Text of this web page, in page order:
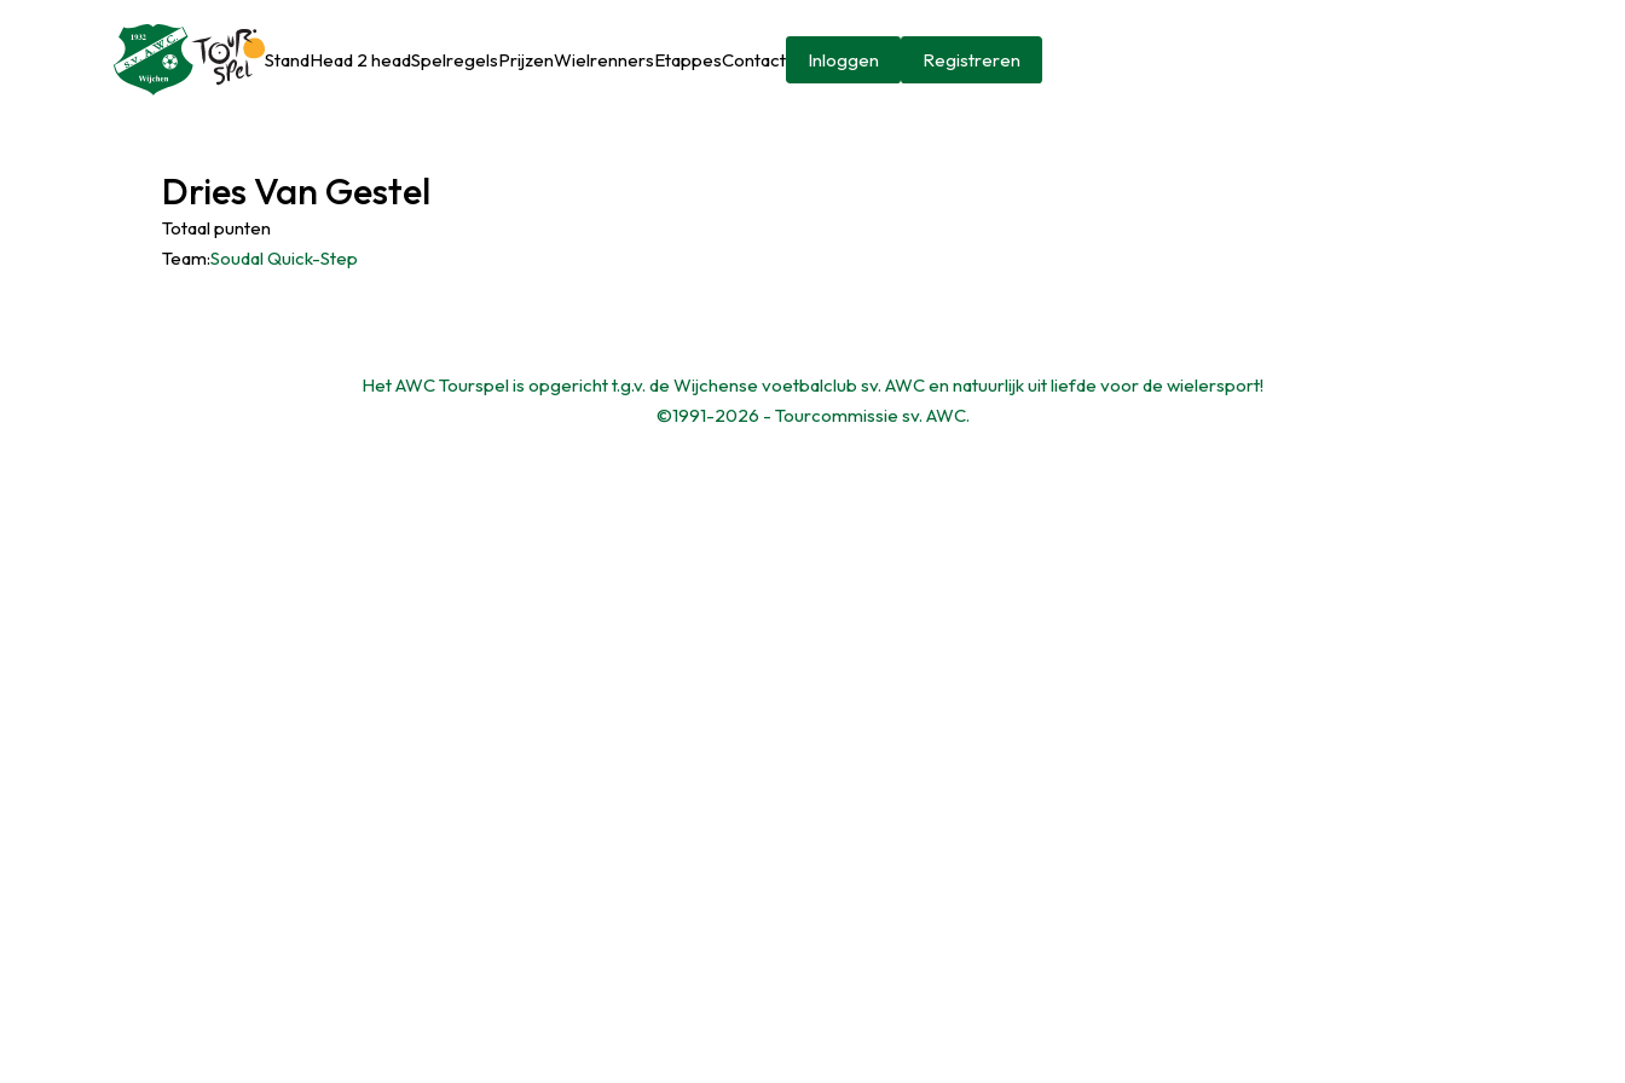
StandHead 2 headSpelregelsPrijzenWielrennersEtappesContact Inloggen Registreren
Dries Van Gestel
Totaal punten
Team:Soudal Quick-Step
Het AWC Tourspel is opgericht t.g.v. de Wijchense voetbalclub sv. AWC en natuurlijk uit liefde voor de wielersport!
©1991-2026 - Tourcommissie sv. AWC.